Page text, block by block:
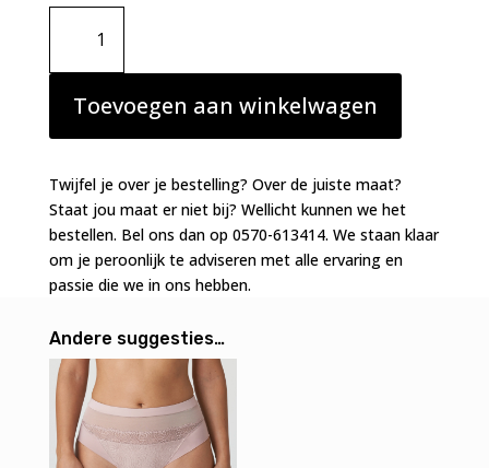
PrimaDonna
tailleslip
Sophora
bois
rose
Toevoegen aan winkelwagen
Twijfel je over je bestelling? Over de juiste maat?
Staat jou maat er niet bij? Wellicht kunnen we het
bestellen. Bel ons dan op 0570-613414. We staan klaar
om je peroonlijk te adviseren met alle ervaring en
passie die we in ons hebben.
Andere suggesties…